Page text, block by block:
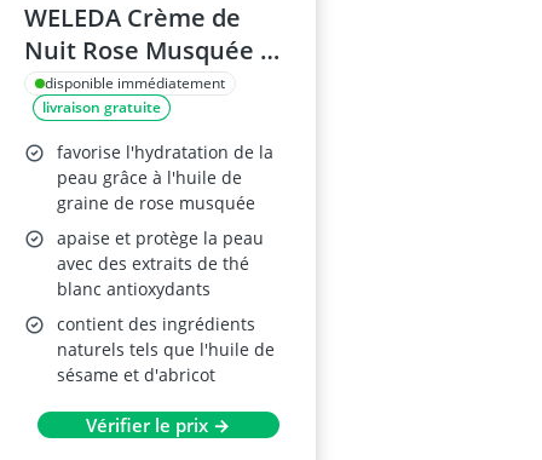
WELEDA Crème de
Nuit Rose Musquée 40
mldisponible immédiatement
livraison gratuite
favorise l'hydratation de la
peau grâce à l'huile de
graine de rose musquée
apaise et protège la peau
avec des extraits de thé
blanc antioxydants
contient des ingrédients
naturels tels que l'huile de
sésame et d'abricot
Vérifier le prix →